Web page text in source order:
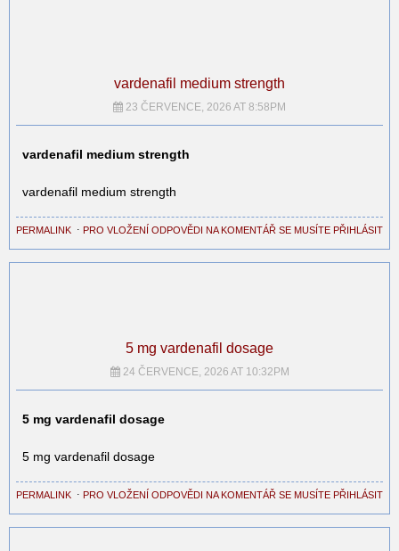
vardenafil medium strength
23 ČERVENCE, 2026 AT 8:58PM
vardenafil medium strength
vardenafil medium strength
PERMALINK ⋅ PRO VLOŽENÍ ODPOVĚDI NA KOMENTÁŘ SE MUSÍTE PŘIHLÁSIT
5 mg vardenafil dosage
24 ČERVENCE, 2026 AT 10:32PM
5 mg vardenafil dosage
5 mg vardenafil dosage
PERMALINK ⋅ PRO VLOŽENÍ ODPOVĚDI NA KOMENTÁŘ SE MUSÍTE PŘIHLÁSIT